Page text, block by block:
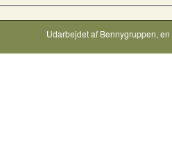
Udarbejdet af Bennygruppen,